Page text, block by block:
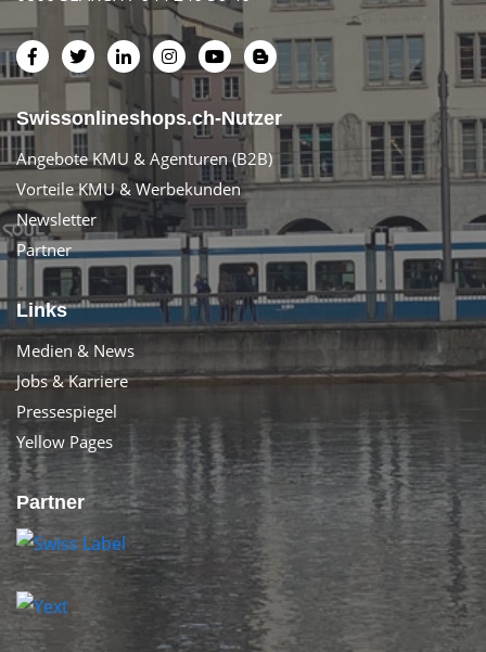
Swissonlineshops.ch-Nutzer
Angebote KMU & Agenturen (B2B)
Vorteile KMU & Werbekunden
Newsletter
Partner
Links
Medien & News
Jobs & Karriere
Pressespiegel
Yellow Pages
Partner